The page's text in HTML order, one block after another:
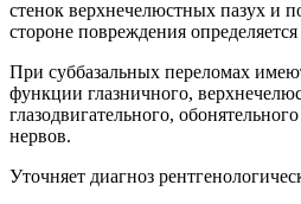
стенок верхнечелюстных пазух и
стороне повреждения
При суббазальных переломах
функции глазничного,
глазодвигательного,
нервов.
Уточняет диагноз